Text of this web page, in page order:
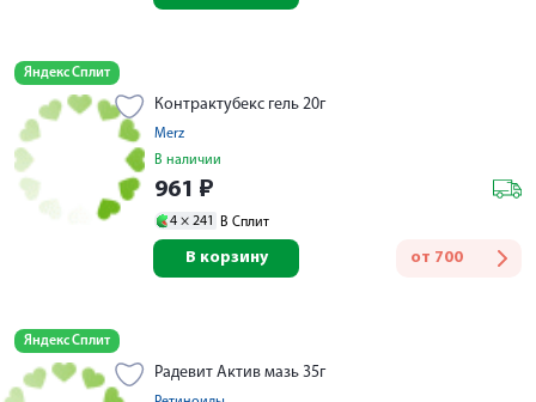
Яндекс Сплит
Контрактубекс гель 20г
Merz
В наличии
961 ₽
4 × 241 В Сплит
от 700
В корзину
Яндекс Сплит
Радевит Актив мазь 35г